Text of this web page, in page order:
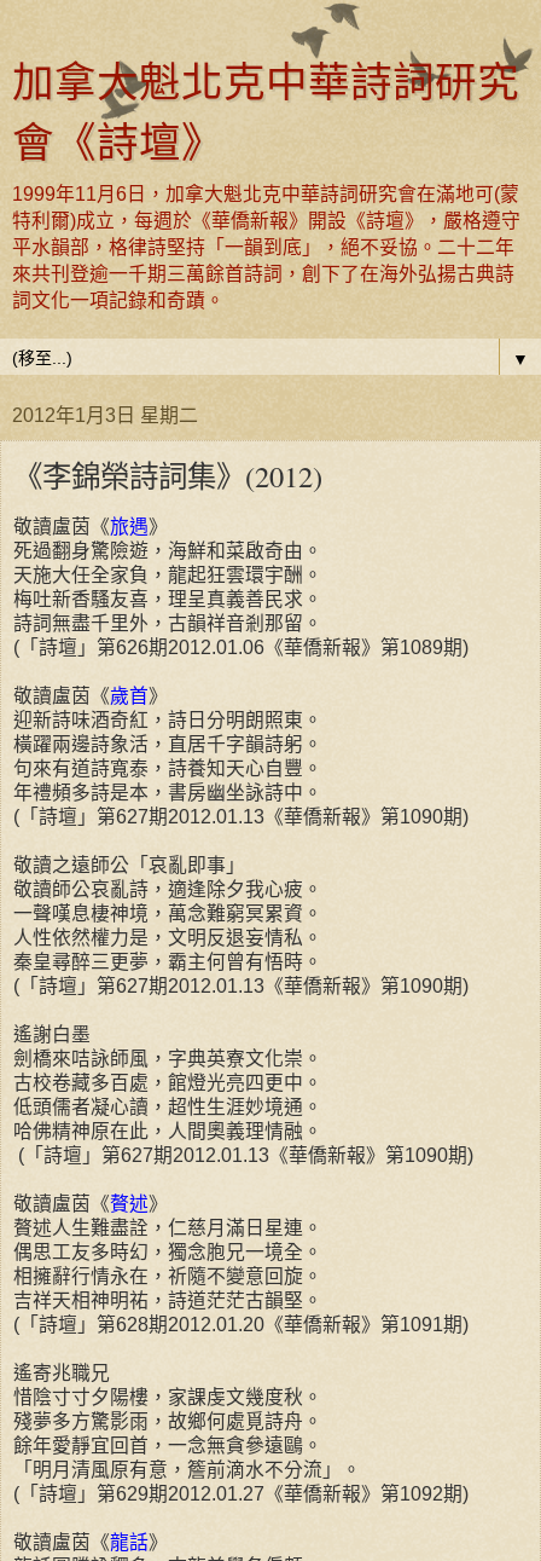
加拿大魁北克中華詩詞研究
會《詩壇》
1999年11月6日，加拿大魁北克中華詩詞研究會在滿地可(蒙
特利爾)成立，每週於《華僑新報》開設《詩壇》，嚴格遵守
平水韻部，格律詩堅持「一韻到底」，絕不妥協。二十二年
來共刊登逾一千期三萬餘首詩詞，創下了在海外弘揚古典詩
詞文化一項記錄和奇蹟。
▼
2012年1月3日 星期二
《李錦榮詩詞集》(2012)
敬讀盧茵《旅遇》
死過翻身驚險遊，海鮮和菜啟奇由。
天施大任全家負，龍起狂雲環宇酬。
梅吐新香騷友喜，理呈真義善民求。
詩詞無盡千里外，古韻祥音剎那留。
(「詩壇」第626期2012.01.06《華僑新報》第1089期)
敬讀盧茵《歲首》
迎新詩味酒奇紅，詩日分明朗照東。
橫躍兩邊詩象活，直居千字韻詩躬。
句來有道詩寬泰，詩養知天心自豐。
年禮頻多詩是本，書房幽坐詠詩中。
(「詩壇」第627期2012.01.13《華僑新報》第1090期)
敬讀之遠師公「哀亂即事」
敬讀師公哀亂詩，適逢除夕我心疲。
一聲嘆息棲神境，萬念難窮冥累資。
人性依然權力是，文明反退妄情私。
秦皇尋醉三更夢，霸主何曾有悟時。
(「詩壇」第627期2012.01.13《華僑新報》第1090期)
遙謝白墨
劍橋來咭詠師風，字典英寮文化崇。
古校卷藏多百處，館燈光亮四更中。
低頭儒者凝心讀，超性生涯妙境通。
哈佛精神原在此，人間奧義理情融。
(「詩壇」第627期2012.01.13《華僑新報》第1090期)
敬讀盧茵《贅述》
贅述人生難盡詮，仁慈月滿日星連。
偶思工友多時幻，獨念胞兄一境全。
相擁辭行情永在，祈隨不變意回旋。
吉祥天相神明祐，詩道茫茫古韻堅。
(「詩壇」第628期2012.01.20《華僑新報》第1091期)
遙寄兆職兄
惜陰寸寸夕陽樓，家課虔文幾度秋。
殘夢多方驚影雨，故鄉何處覓詩舟。
餘年愛靜宜回首，一念無貪參遠鷗。
「明月清風原有意，簷前滴水不分流」。
(「詩壇」第629期2012.01.27《華僑新報》第1092期)
敬讀盧茵《龍話》